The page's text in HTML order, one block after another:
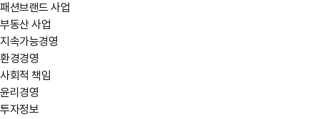
패션브랜드 사업
부동산 사업
지속가능경영
환경경영
사회적 책임
윤리경영
투자정보